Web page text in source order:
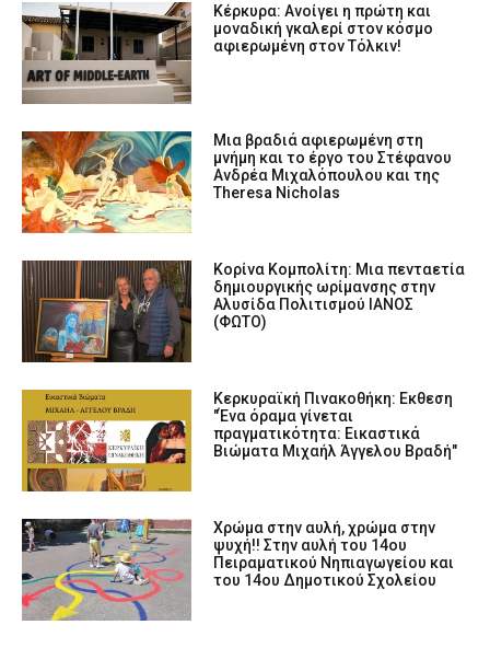
Κέρκυρα: Ανοίγει η πρώτη και
μοναδική γκαλερί στον κόσμο
αφιερωμένη στον Τόλκιν!
Μια βραδιά αφιερωμένη στη
μνήμη και το έργο του Στέφανου
Ανδρέα Μιχαλόπουλου και της
Theresa Nicholas
Κορίνα Κομπολίτη: Μια πενταετία
δημιουργικής ωρίμανσης στην
Αλυσίδα Πολιτισμού ΙΑΝΟΣ
(ΦΩΤΟ)
Κερκυραϊκή Πινακοθήκη: Εκθεση
"Ένα όραμα γίνεται
πραγματικότητα: Εικαστικά
Βιώματα Μιχαήλ Άγγελου Βραδή"
Χρώμα στην αυλή, χρώμα στην
ψυχή!! Στην αυλή του 14ου
Πειραματικού Νηπιαγωγείου και
του 14ου Δημοτικού Σχολείου